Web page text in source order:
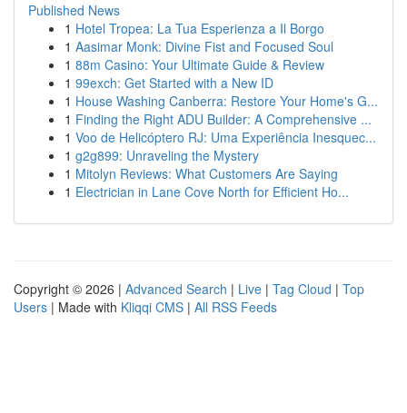
Published News
1 Hotel Tropea: La Tua Esperienza a Il Borgo
1 Aasimar Monk: Divine Fist and Focused Soul
1 88m Casino: Your Ultimate Guide & Review
1 99exch: Get Started with a New ID
1 House Washing Canberra: Restore Your Home's G...
1 Finding the Right ADU Builder: A Comprehensive ...
1 Voo de Helicóptero RJ: Uma Experiência Inesquec...
1 g2g899: Unraveling the Mystery
1 Mitolyn Reviews: What Customers Are Saying
1 Electrician in Lane Cove North for Efficient Ho...
Copyright © 2026 | Advanced Search | Live | Tag Cloud | Top
Users | Made with Kliqqi CMS | All RSS Feeds